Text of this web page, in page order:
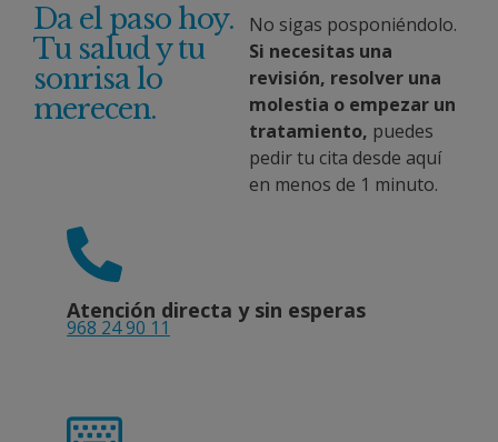
Da el paso hoy.
Tu salud y tu
sonrisa lo
merecen.
No sigas posponiéndolo.
Si necesitas una
revisión, resolver una
molestia o empezar un
tratamiento, puedes
pedir tu cita desde aquí
en menos de 1 minuto.
Atención directa y sin esperas
968 24 90 11